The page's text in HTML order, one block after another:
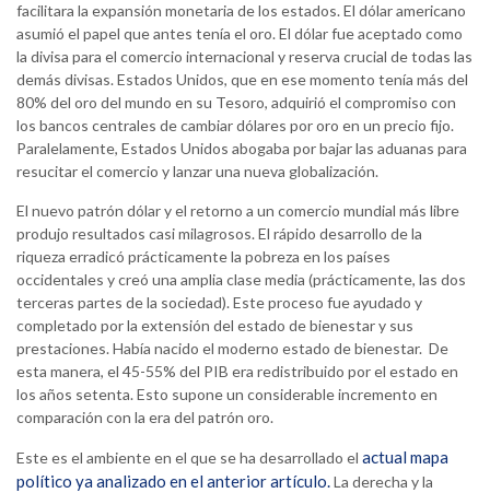
facilitara la expansión monetaria de los estados. El dólar americano
asumió el papel que antes tenía el oro. El dólar fue aceptado como
la divisa para el comercio internacional y reserva crucial de todas las
demás divisas. Estados Unidos, que en ese momento tenía más del
80% del oro del mundo en su Tesoro, adquirió el compromiso con
los bancos centrales de cambiar dólares por oro en un precio fijo.
Paralelamente, Estados Unidos abogaba por bajar las aduanas para
resucitar el comercio y lanzar una nueva globalización.
El nuevo patrón dólar y el retorno a un comercio mundial más libre
produjo resultados casi milagrosos. El rápido desarrollo de la
riqueza erradicó prácticamente la pobreza en los países
occidentales y creó una amplia clase media (prácticamente, las dos
terceras partes de la sociedad). Este proceso fue ayudado y
completado por la extensión del estado de bienestar y sus
prestaciones. Había nacido el moderno estado de bienestar. De
esta manera, el 45-55% del PIB era redistribuido por el estado en
los años setenta. Esto supone un considerable incremento en
comparación con la era del patrón oro.
Este es el ambiente en el que se ha desarrollado el actual mapa
político ya analizado en el anterior artículo.La derecha y la